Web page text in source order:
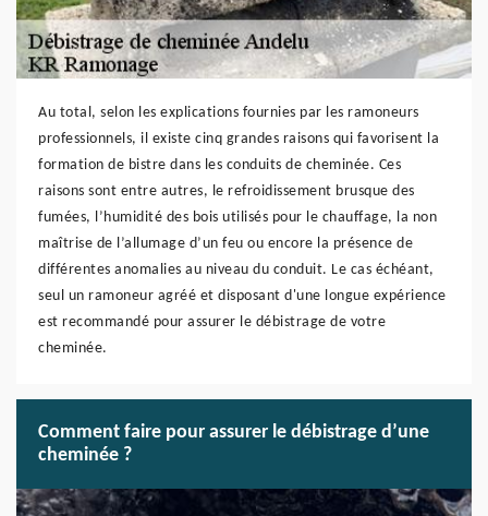
Au total, selon les explications fournies par les ramoneurs
professionnels, il existe cinq grandes raisons qui favorisent la
formation de bistre dans les conduits de cheminée. Ces
raisons sont entre autres, le refroidissement brusque des
fumées, l’humidité des bois utilisés pour le chauffage, la non
maîtrise de l’allumage d’un feu ou encore la présence de
différentes anomalies au niveau du conduit. Le cas échéant,
seul un ramoneur agréé et disposant d'une longue expérience
est recommandé pour assurer le débistrage de votre
cheminée.
Comment faire pour assurer le débistrage d’une
cheminée ?